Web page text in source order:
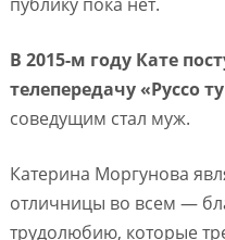
В 2015-м году Кате
телепередачу «Руссо
соведущим стал муж.
Катерина Моргунова
отличницы во всем —
трудолюбию, которые